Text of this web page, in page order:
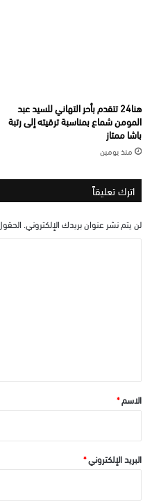
هنا24 تتقدم بأحر التهاني للسيد عبد
المومن شماع بمناسبة ترقيته إلى رتبة
باشا ممتاز
منذ يومين
اترك تعليقاً
لن يتم نشر عنوان بريدك الإلكتروني.
*الاسم*
البريد الإلكتروني*